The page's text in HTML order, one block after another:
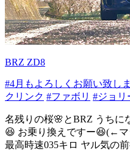
BRZ ZD8
#4月もよろしくお願い致し
クリンク #ファボリ #ジョリ
名残りの桜🌸とBRZ うちに
😆 お乗り換えですー😆(←マ
最高時速035キロ ヤル気の